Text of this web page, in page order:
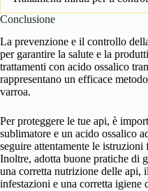
Conclusione
La prevenzione e il controllo
per garantire la salute e la
trattamenti con acido ossalico
rappresentano un efficace
varroa.
Per proteggere le tue api, è
sublimatore e un acido ossalico
seguire attentamente le
Inoltre, adotta buone pratiche di
una corretta nutrizione delle api,
infestazioni e una corretta igiene